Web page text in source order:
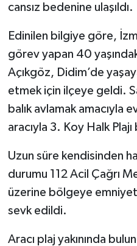
cansız bedenine ulaşıldı.
Edinilen bilgiye göre,
görev yapan 40
Açıkgöz, Didim’de
etmek için ilçeye geldi.
balık avlamak amacıyla
aracıyla 3. Koy Halk
Uzun süre kendisinden
durumu 112 Acil Çağrı
üzerine bölgeye
sevk edildi.
Aracı plaj yakınında